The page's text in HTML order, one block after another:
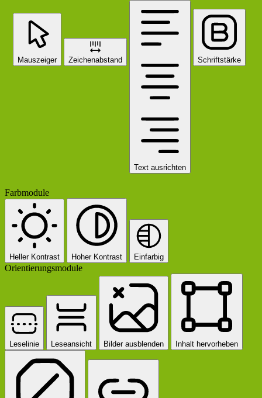
Mauszeiger Zeichenabstand
Text ausrichten
Schriftstärke
Farbmodule
Heller Kontrast Hoher Kontrast Einfarbig
Orientierungsmodule
Leselinie Leseansicht Bilder ausblenden Inhalt hervorheben